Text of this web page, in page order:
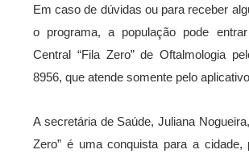
Em caso de dúvidas ou para receber
o programa, a população pode
Central “Fila Zero” de Oftalmologia
8956, que atende somente pelo
A secretária de Saúde, Juliana
Zero” é uma conquista para a cidade,